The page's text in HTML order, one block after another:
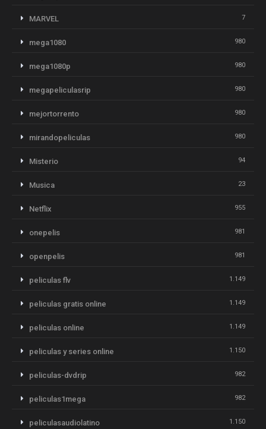
MARVEL 7
mega1080 980
mega1080p 980
megapeliculasrip 980
mejortorrento 980
mirandopeliculas 980
Misterio 94
Musica 23
Netflix 955
onepelis 981
openpelis 981
peliculas flv 1.149
peliculas gratis online 1.149
peliculas online 1.149
peliculas y series online 1.150
peliculas-dvdrip 982
peliculas1mega 982
peliculasaudiolatino 1.150